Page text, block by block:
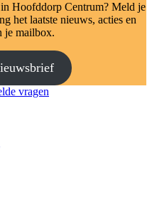
Hoofddorp Centrum? Meld je
het laatste nieuws, acties en
je mailbox.
vragen